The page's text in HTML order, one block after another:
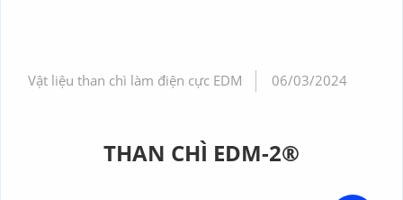
Vật liệu than chì làm điện cực EDM 06/03/2024
THAN CHÌ EDM-2®